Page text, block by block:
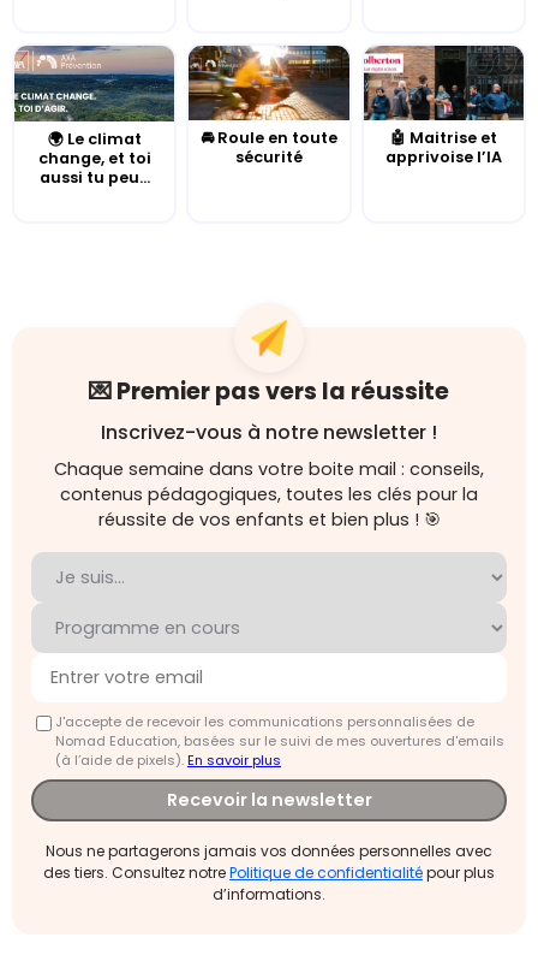
🌍 Le climat
change, et toi
aussi tu peu...
🚘 Roule en toute
sécurité
🤖 Maitrise et
apprivoise l’IA
💌 Premier pas vers la réussite
Inscrivez-vous à notre newsletter !
Chaque semaine dans votre boite mail : conseils,
contenus pédagogiques, toutes les clés pour la
réussite de vos enfants et bien plus ! 🎯
J'accepte de recevoir les communications personnalisées de
Nomad Education, basées sur le suivi de mes ouvertures d'emails
(à l’aide de pixels).En savoir plus
Recevoir la newsletter
Nous ne partagerons jamais vos données personnelles avec
des tiers. Consultez notrePolitique de confidentialitépour plus
d’informations.